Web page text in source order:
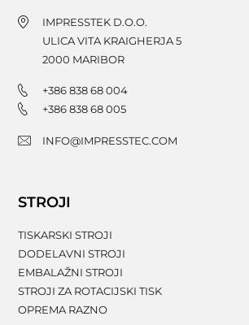
IMPRESSTEK D.O.O.
ULICA VITA KRAIGHERJA 5
2000 MARIBOR
+386 838 68 004
+386 838 68 005
INFO@IMPRESSTEC.COM
STROJI
TISKARSKI STROJI
DODELAVNI STROJI
EMBALAŽNI STROJI
STROJI ZA ROTACIJSKI TISK
OPREMA RAZNO